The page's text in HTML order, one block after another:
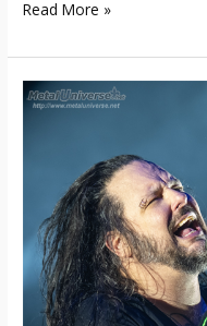
Read More »
Jonathan
collabore
son
fils
Nathan
pour